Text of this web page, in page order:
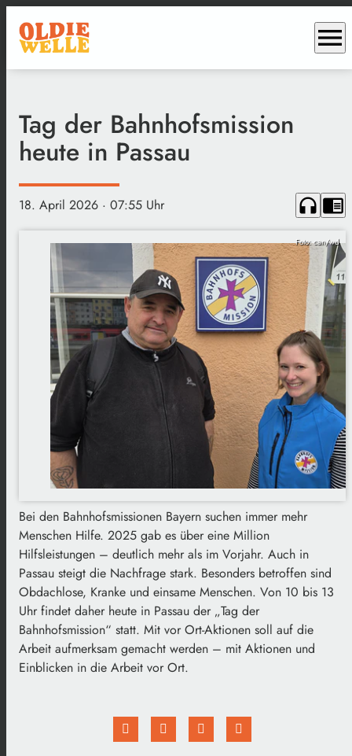
menu
Tag der Bahnhofsmission
heute in Passau
18. April 2026 · 07:55 Uhr headphones chrome_reader_mode
Foto: can/wd
Bei den Bahnhofsmissionen Bayern suchen immer mehr
Menschen Hilfe. 2025 gab es über eine Million
Hilfsleistungen – deutlich mehr als im Vorjahr. Auch in
Passau steigt die Nachfrage stark. Besonders betroffen sind
Obdachlose, Kranke und einsame Menschen. Von 10 bis 13
Uhr findet daher heute in Passau der „Tag der
Bahnhofsmission“ statt. Mit vor Ort-Aktionen soll auf die
Arbeit aufmerksam gemacht werden – mit Aktionen und
Einblicken in die Arbeit vor Ort.